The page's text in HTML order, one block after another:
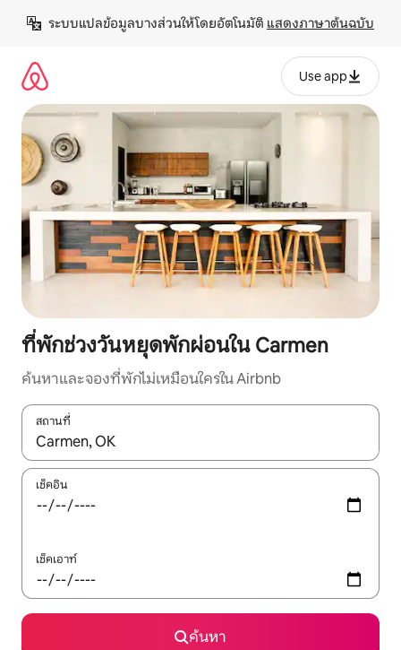
เนื้อหา
ระบบแปลข้อมูลบางส่วนให้โดยอัตโนมัติ แสดงภาษาต้นฉบับ
Use app
ที่พักช่วงวันหยุดพักผ่อนใน Carmen
ค้นหาและจองที่พักไม่เหมือนใครใน Airbnb
สถานที่
ใช้ลูกศรขึ้นลง หรือใช้การสัมผัสหรือปัด เพื่อสำรวจผลการค้นหา
เช็คอิน
เช็คเอาท์
ค้นหา